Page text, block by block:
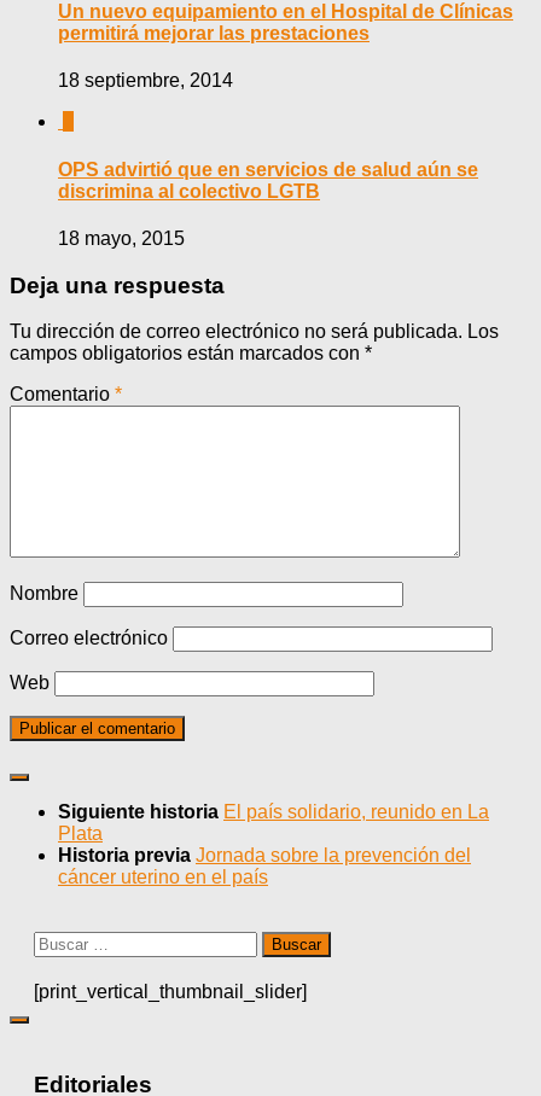
Un nuevo equipamiento en el Hospital de Clínicas
permitirá mejorar las prestaciones
18 septiembre, 2014
OPS advirtió que en servicios de salud aún se
discrimina al colectivo LGTB
18 mayo, 2015
Deja una respuesta
Tu dirección de correo electrónico no será publicada. Los
campos obligatorios están marcados con *
Comentario *
Nombre
Correo electrónico
Web
Siguiente historia El país solidario, reunido en La
Plata
Historia previa Jornada sobre la prevención del
cáncer uterino en el país
Buscar:
[print_vertical_thumbnail_slider]
Editoriales